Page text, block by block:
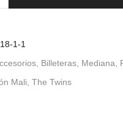
1-1
Billeteras Mediana
Mali The Twins